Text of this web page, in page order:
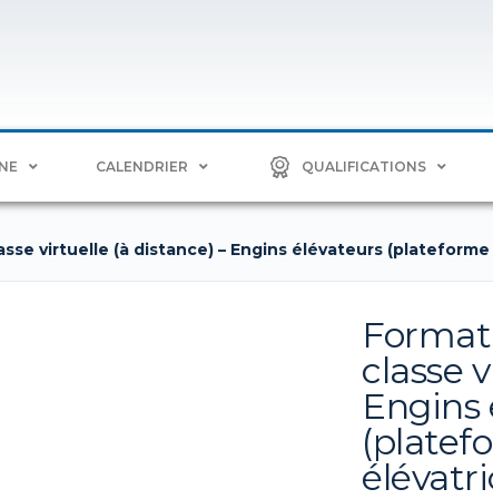
CALENDRIER QUALIFICATIONS
virtuelle (à distance) – Engins élévateurs
classe
Engins